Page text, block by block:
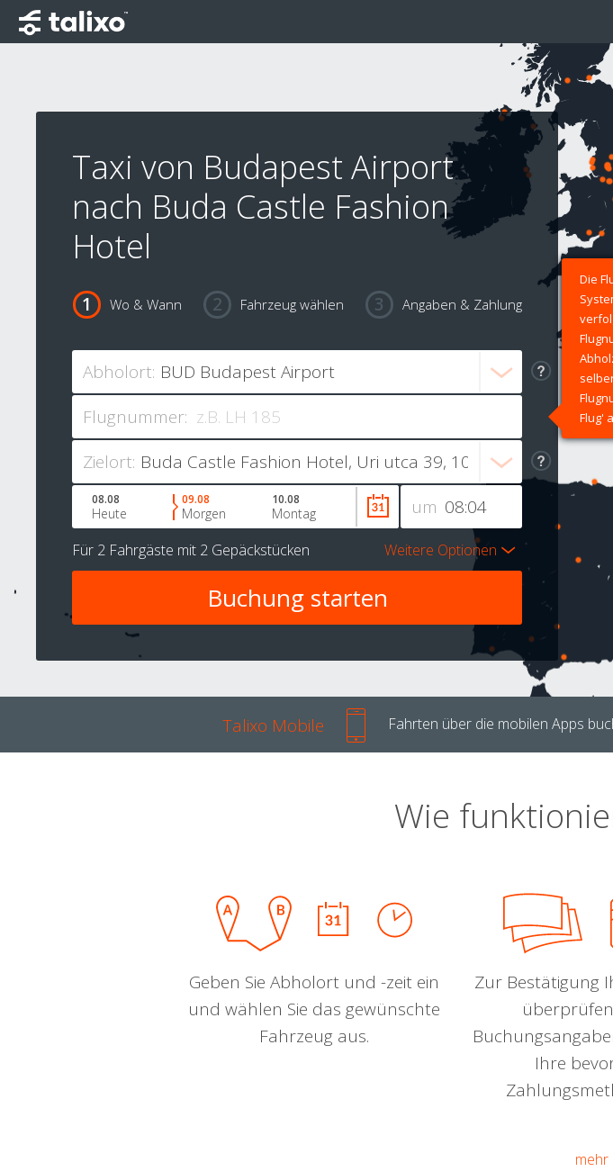
Taxi von Budapest Airport
nach Buda Castle Fashion
Hotel
Wo & Wann Fahrzeug wählen Angaben & Zahlung
Abholort:
Flugnummer:
Die
Flug'
Zielort:
um
08.08
Heute
09.08
Morgen
10.08
Montag
Für 2 Fahrgäste mit 2 Gepäckstücken Weitere Optionen
Talixo Mobile Fahrten über die mobilen Apps
Wie
Geben Sie Abholort und -zeit ein
und wählen Sie das gewünschte
Fahrzeug aus.
Zur Bestätigung
Ihre
mehr